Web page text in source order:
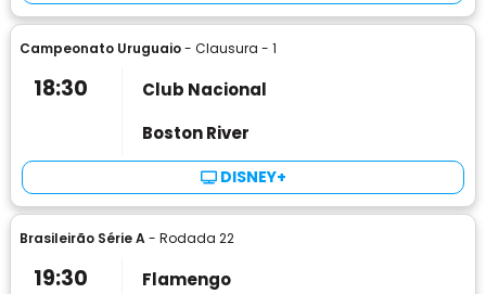
Campeonato Uruguaio- Clausura - 1
18:30
Club Nacional
Boston River
DISNEY+
Brasileirão Série A- Rodada 22
19:30
Flamengo